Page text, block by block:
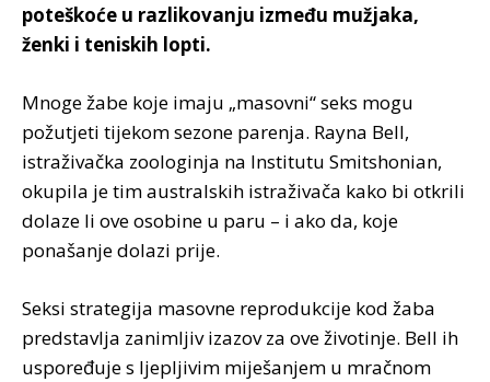
poteškoće u razlikovanju između mužjaka,
ženki i teniskih lopti.
Mnoge žabe koje imaju „masovni“ seks mogu
požutjeti tijekom sezone parenja. Rayna Bell,
istraživačka zoologinja na Institutu Smitshonian,
okupila je tim australskih istraživača kako bi otkrili
dolaze li ove osobine u paru – i ako da, koje
ponašanje dolazi prije.
Seksi strategija masovne reprodukcije kod žaba
predstavlja zanimljiv izazov za ove životinje. Bell ih
uspoređuje s ljepljivim miješanjem u mračnom